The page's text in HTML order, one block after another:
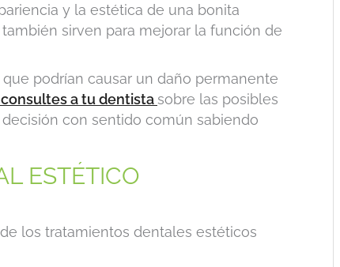
y la estética de una bonita
sirven para mejorar la función de
podrían causar un daño permanente
consultes a tu dentistasobre las posibles
con sentido común sabiendo
ESTÉTICO
los tratamientos dentales estéticos